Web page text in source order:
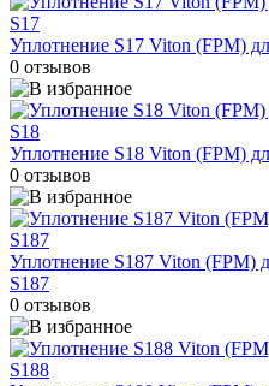
Уплотнение S17 Viton (FPM)
0 отзывов
Уплотнение S18 Viton (FPM)
0 отзывов
Уплотнение S187 Viton (FPM)
S187
0 отзывов